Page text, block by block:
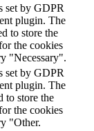
set by GDPR
plugin. The
to store the
the cookies
"Necessary".
set by GDPR
plugin. The
to store the
the cookies
"Other.